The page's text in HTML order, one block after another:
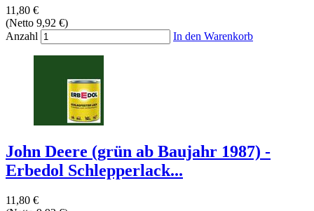
11,80 €
(Netto 9,92 €)
Anzahl
In den Warenkorb
John Deere (grün ab Baujahr 1987) -
Erbedol Schlepperlack...
11,80 €